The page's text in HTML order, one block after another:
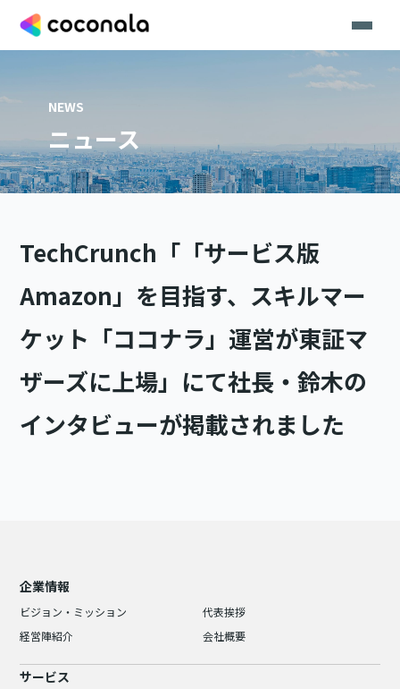
NEWS
ニュース
TechCrunch「「サービス版
Amazon」を目指す、スキルマー
ケット「ココナラ」運営が東証マ
ザーズに上場」にて社長・鈴木の
インタビューが掲載されました
企業情報
ビジョン・ミッション
代表挨拶
経営陣紹介
会社概要
サービス